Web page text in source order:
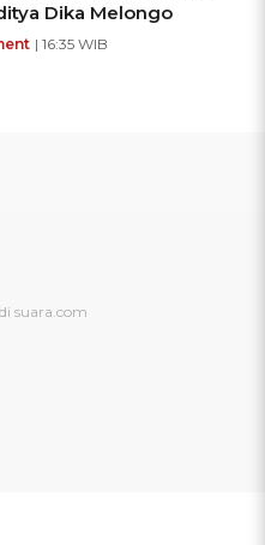
Dika Melongo
| 16:35 WIB